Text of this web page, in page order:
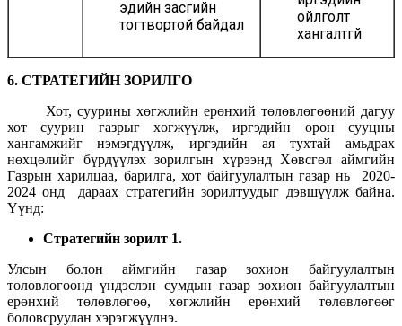
эдийн засгийн
тогтвортой байдал
ойлголт
хангалтгүй
6. СТРАТЕГИЙН ЗОРИЛГО
Хот, суурины хөгжлийн ерөнхий төлөвлөгөөний дагуу
хот суурин газрыг хөгжүүлж, иргэдийн орон сууцны
хангамжийг нэмэгдүүлж, иргэдийн ая тухтай амьдрах
нөхцөлийг бүрдүүлэх зорилгын хүрээнд Хөвсгөл аймгийн
Газрын харилцаа, барилга, хот байгуулалтын газар нь 2020-
2024 онд дараах стратегийн зорилтуудыг дэвшүүлж байна.
Үүнд:
Стратегийн зорилт 1.
Улсын болон аймгийн газар зохион байгуулалтын
төлөвлөгөөнд үндэслэн сумдын газар зохион байгуулалтын
ерөнхий төлөвлөгөө, хөгжлийн ерөнхий төлөвлөгөөг
боловсруулан хэрэгжүүлнэ.